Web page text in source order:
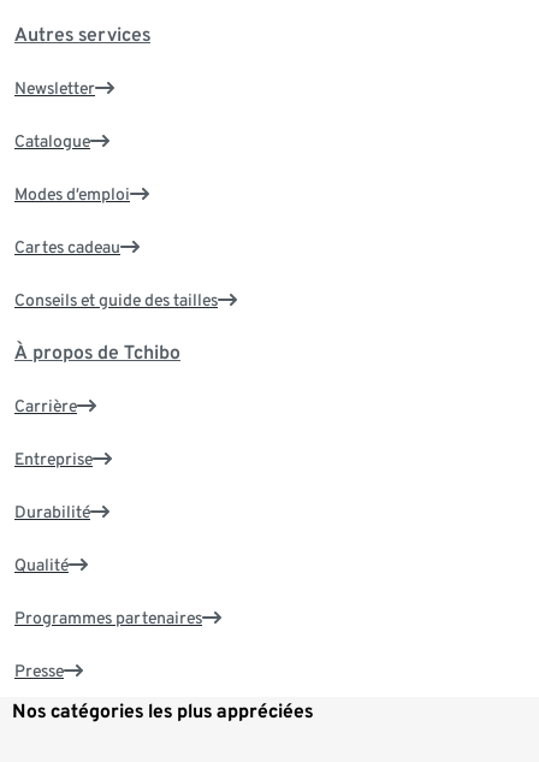
Autres services
Newsletter
Catalogue
Modes d’emploi
Cartes cadeau
Conseils et guide des tailles
À propos de Tchibo
Carrière
Entreprise
Durabilité
Qualité
Programmes partenaires
Presse
Nos catégories les plus appréciées